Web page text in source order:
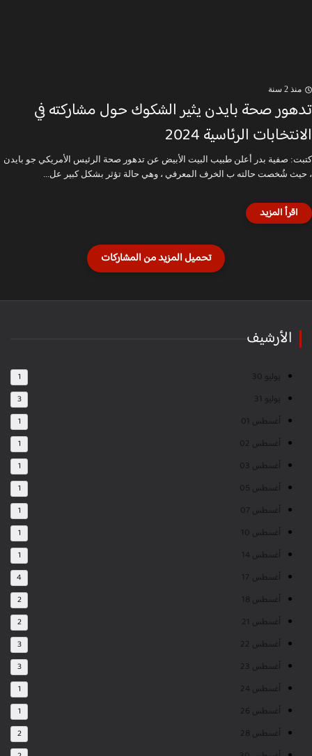
منذ 2 سنة
تدهور صحة بايدن يثير الشكوك حول مشاركته في
الانتخابات الرئاسية 2024
كتبت: صفية بدر أعلن طبيب البيت الأبيض عن تدهور صحة الرئيس الأمريكي جو بايدن
، حيث شُخصت حالته ب الخرف المعرفي ، وهي حالة تؤثر بشكل كبير عل...
الأرشيف
يوليو 30 1
يوليو 31 3
أغسطس 01 1
أغسطس 02 1
أغسطس 03 1
أغسطس 05 1
أغسطس 07 1
أغسطس 10 1
أغسطس 14 1
أغسطس 17 4
أغسطس 18 2
أغسطس 21 2
أغسطس 22 3
أغسطس 23 3
أغسطس 24 1
أغسطس 26 1
أغسطس 28 2